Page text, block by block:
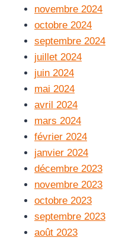
novembre 2024
octobre 2024
septembre 2024
juillet 2024
juin 2024
mai 2024
avril 2024
mars 2024
février 2024
janvier 2024
décembre 2023
novembre 2023
octobre 2023
septembre 2023
août 2023